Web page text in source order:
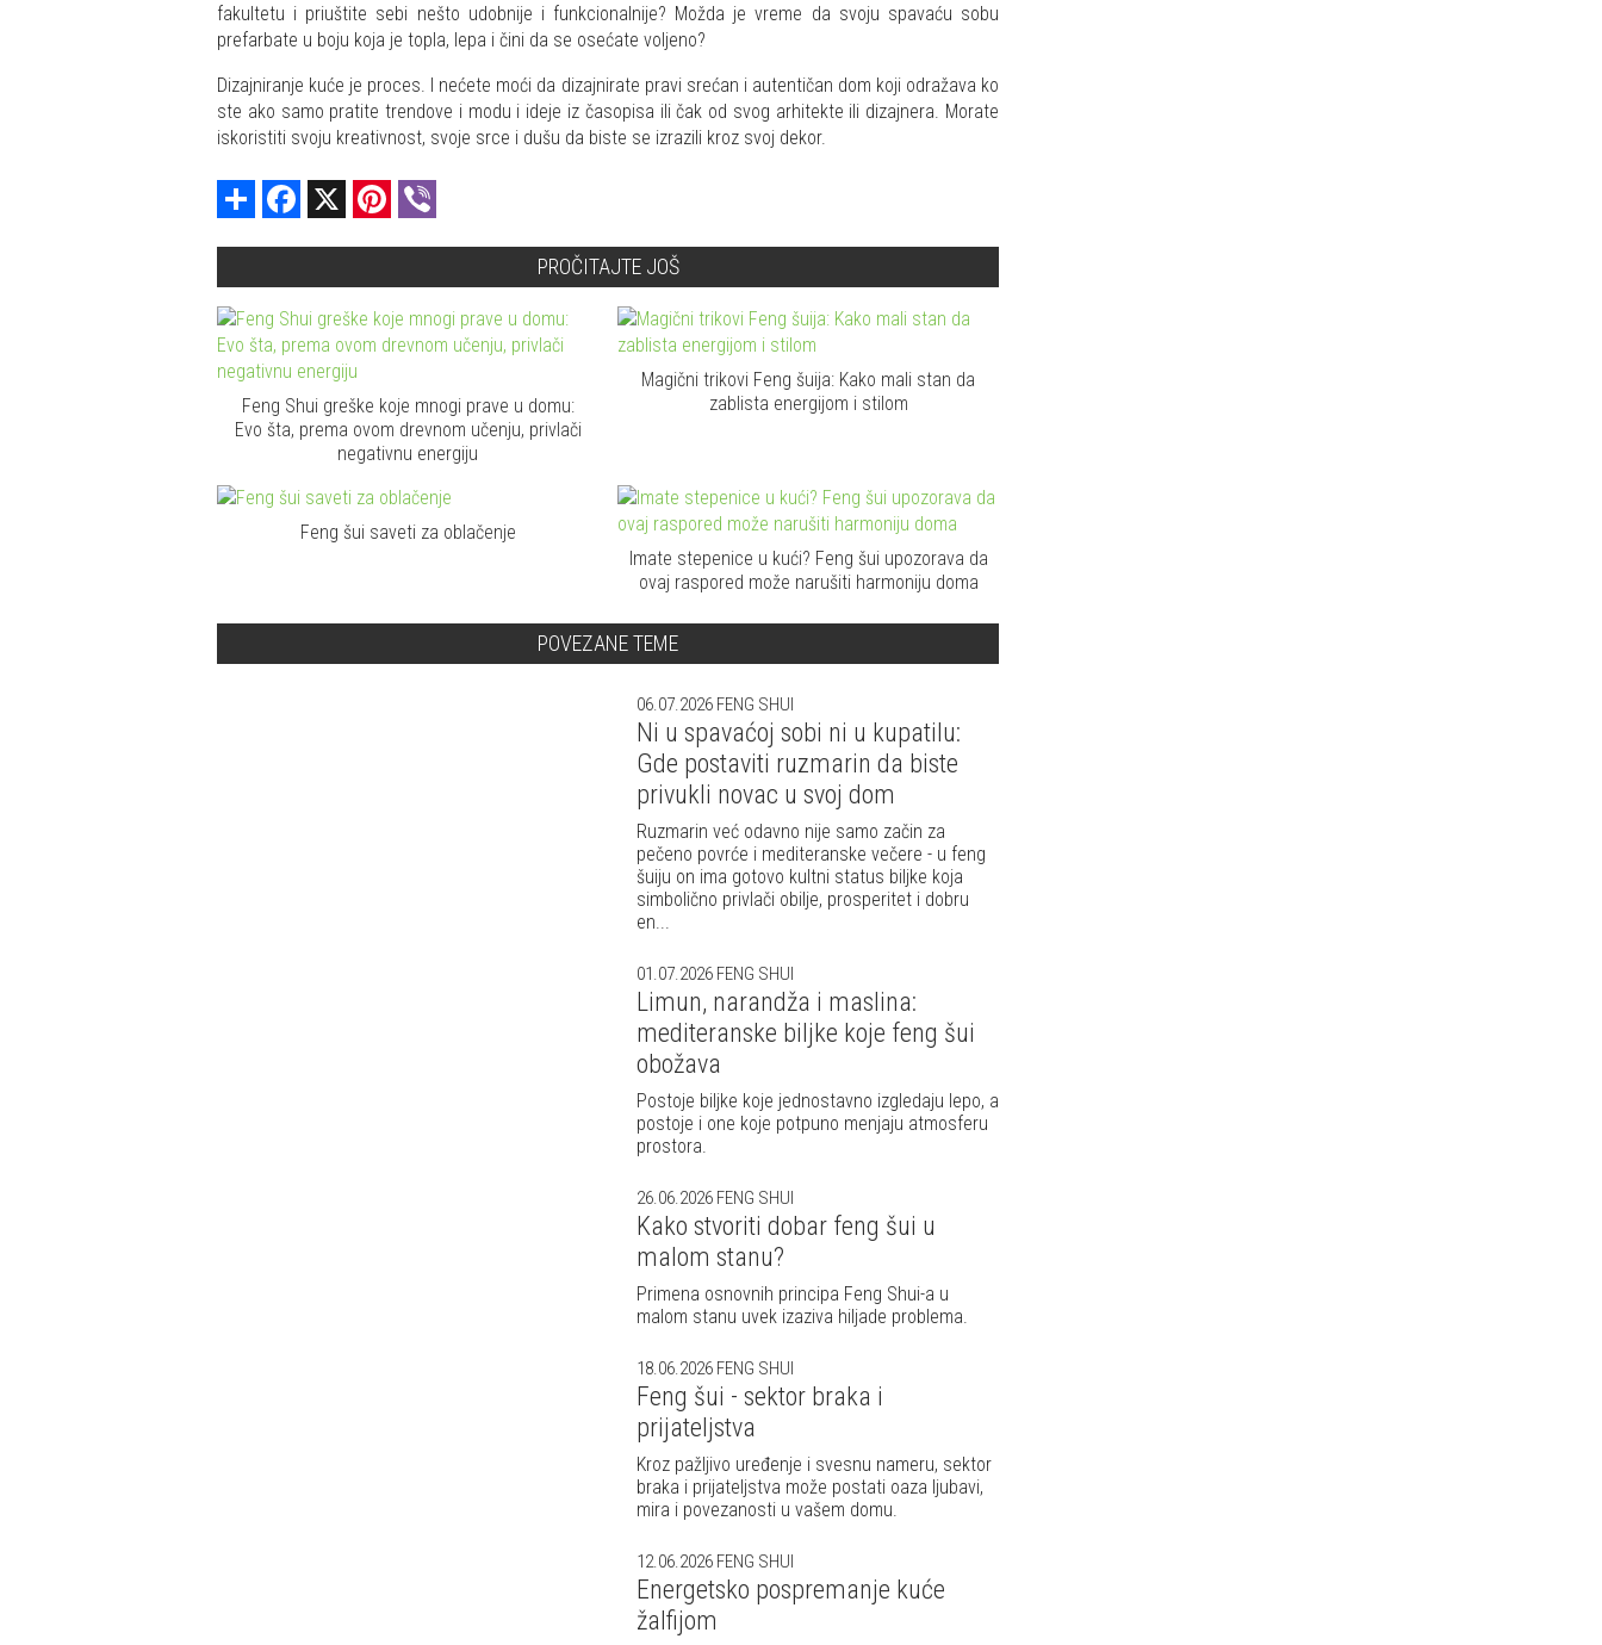
fakultetu i priuštite sebi nešto udobnije i funkcionalnije? Možda je vreme da svoju spavaću sobu
prefarbate u boju koja je topla, lepa i čini da se osećate voljeno?
Dizajniranje kuće je proces. I nećete moći da dizajnirate pravi srećan i autentičan dom koji odražava ko
ste ako samo pratite trendove i modu i ideje iz časopisa ili čak od svog arhitekte ili dizajnera. Morate
iskoristiti svoju kreativnost, svoje srce i dušu da biste se izrazili kroz svoj dekor.
Share Facebook Pinterest
PROČITAJTE JOŠ
Feng Shui greške koje mnogi prave u domu:
Evo šta, prema ovom drevnom učenju, privlači
negativnu energiju
Magični trikovi Feng šuija: Kako mali stan da
zablista energijom i stilom
Feng šui saveti za oblačenje
Imate stepenice u kući? Feng šui upozorava da
ovaj raspored može narušiti harmoniju doma
POVEZANE TEME
06.07.2026 FENG SHUI
Ni u spavaćoj sobi ni u kupatilu:
Gde postaviti ruzmarin da biste
privukli novac u svoj dom
Ruzmarin već odavno nije samo začin za
pečeno povrće i mediteranske večere - u feng
šuiju on ima gotovo kultni status biljke koja
simbolično privlači obilje, prosperitet i dobru
en...
01.07.2026 FENG SHUI
Limun, narandža i maslina:
mediteranske biljke koje feng šui
obožava
Postoje biljke koje jednostavno izgledaju lepo, a
postoje i one koje potpuno menjaju atmosferu
prostora.
26.06.2026 FENG SHUI
Kako stvoriti dobar feng šui u
malom stanu?
Primena osnovnih principa Feng Shui-a u
malom stanu uvek izaziva hiljade problema.
18.06.2026 FENG SHUI
Feng šui - sektor braka i
prijateljstva
Kroz pažljivo uređenje i svesnu nameru, sektor
braka i prijateljstva može postati oaza ljubavi,
mira i povezanosti u vašem domu.
12.06.2026 FENG SHUI
Energetsko pospremanje kuće
žalfijom